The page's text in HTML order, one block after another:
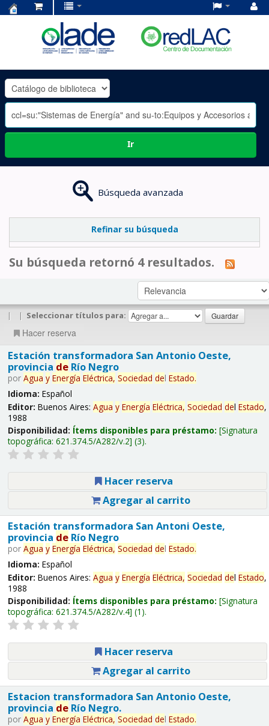
OLADE
-
Ir
Búsqueda avanzada
Refinar su búsqueda
Su búsqueda retornó 4 resultados.
| | Seleccionar títulos para:
Hacer reserva
Estación transformadora San Antonio Oeste,
provincia deRío Negro
por Agua y Energía Eléctrica, Sociedad del Estado.
Idioma: Español
Editor: Buenos Aires: Agua y Energía Eléctrica, Sociedad del Estado,
1988
Disponibilidad: Ítems disponibles para préstamo: Signatura
topográfica: 621.374.5/A282/v.2 (3).
Hacer reserva
Agregar al carrito
Estación transformadora San Antoni Oeste,
provincia deRío Negro
por Agua y Energía Eléctrica, Sociedad del Estado.
Idioma: Español
Editor: Buenos Aires: Agua y Energía Eléctrica, Sociedad del Estado,
1988
Disponibilidad: Ítems disponibles para préstamo: Signatura
topográfica: 621.374.5/A282/v.4 (1).
Hacer reserva
Agregar al carrito
Estacion transformadora San Antonio Oeste,
provincia deRío Negro.
por Agua y Energía Eléctrica, Sociedad del Estado.